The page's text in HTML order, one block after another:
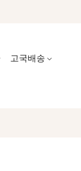
고국배송